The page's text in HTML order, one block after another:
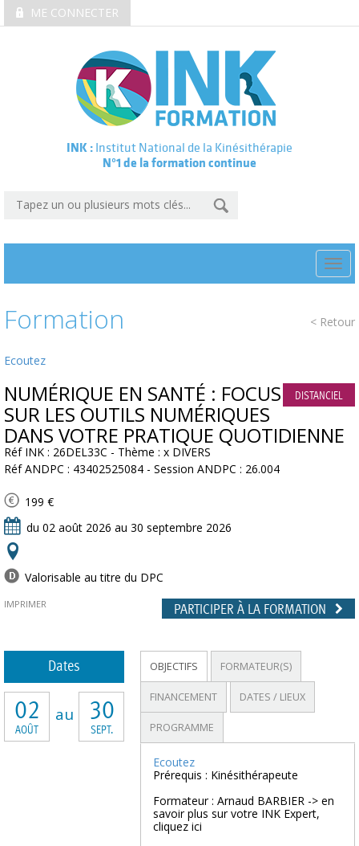
ME CONNECTER
INK : Institut National de la Kinésithérapie
N°1 de la formation continue
< Retour
Formation
Ecoutez
DISTANCIEL
NUMÉRIQUE EN SANTÉ : FOCUS
SUR LES OUTILS NUMÉRIQUES
DANS VOTRE PRATIQUE QUOTIDIENNE
Réf INK : 26DEL33C - Thème : x DIVERS
Réf ANDPC : 43402525084 - Session ANDPC : 26.004
199 €
du 02 août 2026 au 30 septembre 2026
Valorisable au titre du DPC
IMPRIMER PARTICIPER À LA FORMATION
Dates
02
AOÛT
30
SEPT.
au
OBJECTIFS FORMATEUR(S)
FINANCEMENT DATES / LIEUX
PROGRAMME
Ecoutez
Prérequis : Kinésithérapeute
Formateur : Arnaud BARBIER -> en
savoir plus sur votre INK Expert,
cliquez ici